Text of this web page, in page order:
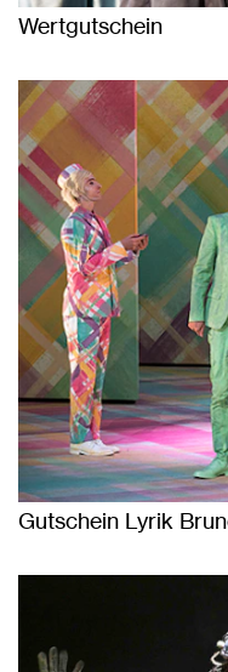
Wertgutschein
Gutschein Lyrik